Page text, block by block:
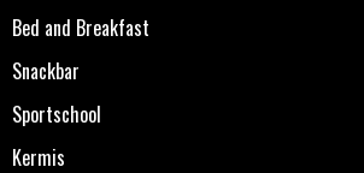
Bed and Breakfast
Snackbar
Sportschool
Kermis